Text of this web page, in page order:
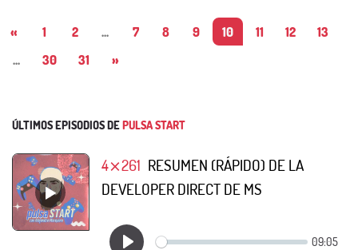
« 1 2 ... 7 8 9 10 11 12
13
...
30 31 »
ÚLTIMOS EPISODIOS DEPULSA START
4⨯261 RESUMEN (RÁPIDO) DE LA
DEVELOPER DIRECT DE MS